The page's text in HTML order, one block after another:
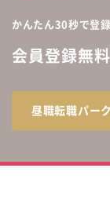
かんたん30秒で登
会員登録無
昼職転職パー